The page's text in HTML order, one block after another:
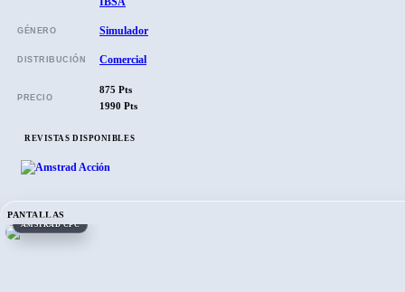
PANTALLAS
AMSTRAD CPC
GÉNERO Simulador
DISTRIBUCIÓN Comercial
PRECIO
875 Pts
1990 Pts
REVISTAS DISPONIBLES